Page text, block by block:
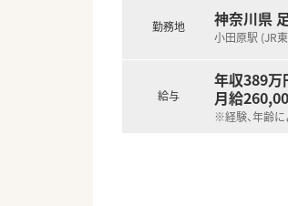
勤務地 神奈川県
小田原駅 (JR
給与
年収389万
月給
※経験、年齢